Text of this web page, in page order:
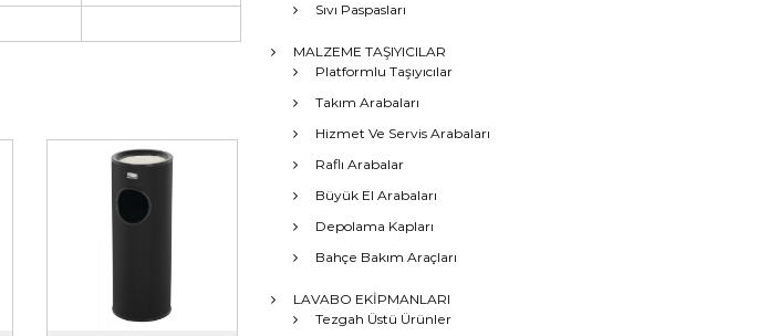
Sıvı Paspasları
MALZEME TAŞIYICILAR
Platformlu Taşıyıcılar
Takım Arabaları
Hizmet Ve Servis Arabaları
Raflı Arabalar
Büyük El Arabaları
Depolama Kapları
Bahçe Bakım Araçları
LAVABO EKİPMANLARI
Tezgah Üstü Ürünler